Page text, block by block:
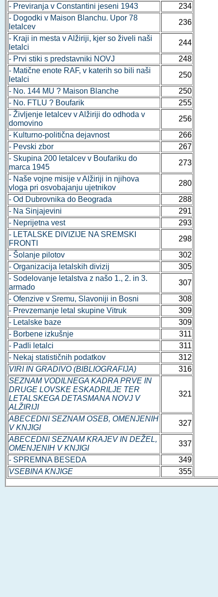
- Previranja v Constantini jeseni 1943
234
- Dogodki v Maison Blanchu. Upor 78
letalcev
236
- Kraji in mesta v Alžiriji, kjer so živeli naši
letalci
244
- Prvi stiki s predstavniki NOVJ
248
- Matične enote RAF, v katerih so bili naši
letalci
250
- No. 144 MU ? Maison Blanche
250
- No. FTLU ? Boufarik
255
- Življenje letalcev v Alžiriji do odhoda v
domovino
256
- Kulturno-politična dejavnost
266
- Pevski zbor
267
- Skupina 200 letalcev v Boufariku do
marca 1945
273
- Naše vojne misije v Alžiriji in njihova
vloga pri osvobajanju ujetnikov
280
- Od Dubrovnika do Beograda
288
- Na Sinjajevini
291
- Neprijetna vest
293
- LETALSKE DIVIZIJE NA SREMSKI
FRONTI
298
- Šolanje pilotov
302
- Organizacija letalskih divizij
305
- Sodelovanje letalstva z našo 1., 2. in 3.
armado
307
- Ofenzive v Sremu, Slavoniji in Bosni
308
- Prevzemanje letal skupine Vitruk
309
- Letalske baze
309
- Borbene izkušnje
311
- Padli letalci
311
- Nekaj statističnih podatkov
312
VIRI IN GRADIVO (BIBLIOGRAFIJA)
316
SEZNAM VODILNEGA KADRA PRVE IN
DRUGE LOVSKE ESKADRILJE TER
LETALSKEGA DETASMANA NOVJ V
ALŽIRIJI
321
ABECEDNI SEZNAM OSEB, OMENJENIH
V KNJIGI
327
ABECEDNI SEZNAM KRAJEV IN DEŽEL,
OMENJENIH V KNJIGI
337
- SPREMNA BESEDA
349
VSEBINA KNJIGE
355